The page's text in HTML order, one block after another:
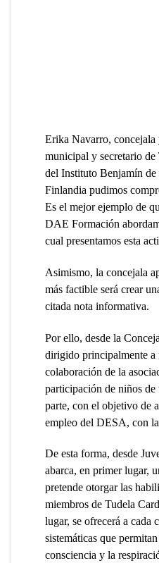
Erika Navarro, concejala
municipal y secretario
del Instituto Benjamín de
Finlandia pudimos
Es el mejor ejemplo de
DAE Formación
cual presentamos esta
Asimismo, la concejala
más factible será crear
citada nota informativa.
Por ello, desde la
dirigido principalmente a
colaboración de la
participación de niños de
parte, con el objetivo de
empleo del DESA, con
De esta forma, desde
abarca, en primer lugar,
pretende otorgar las
miembros de Tudela
lugar, se ofrecerá a cada
sistemáticas que
consciencia y la